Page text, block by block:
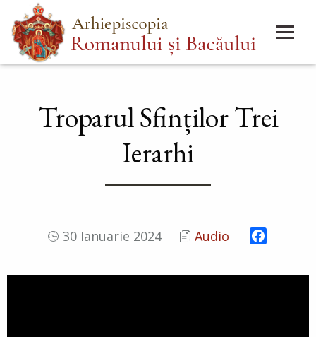
Mergi
la
conţinutul
Main
menu
Troparul Sfinților Trei
Ierarhi
30 Ianuarie 2024 Audio